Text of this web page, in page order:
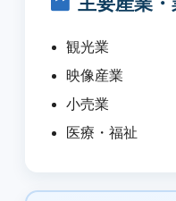
観光業
映像産業
小売業
医療・福祉